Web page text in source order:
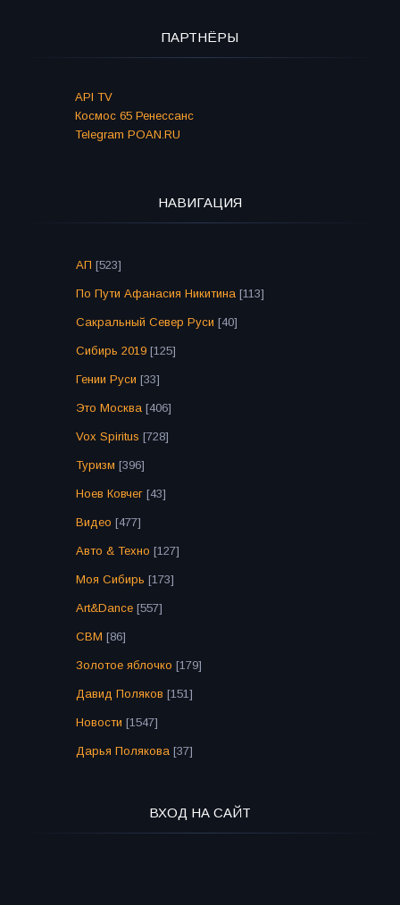
ПАРТНЁРЫ
API TV
Космос 65 Ренессанс
Telegram POAN.RU
НАВИГАЦИЯ
АП [523]
По Пути Афанасия Никитина [113]
Сакральный Север Руси [40]
Сибирь 2019 [125]
Гении Руси [33]
Это Москва [406]
Vox Spiritus [728]
Туризм [396]
Ноев Ковчег [43]
Видео [477]
Авто & Техно [127]
Моя Сибирь [173]
Art&Dance [557]
СВМ [86]
Золотое яблочко [179]
Давид Поляков [151]
Новости [1547]
Дарья Полякова [37]
ВХОД НА САЙТ